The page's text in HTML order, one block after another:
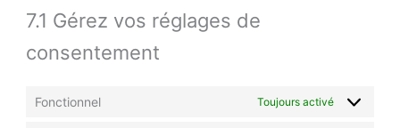
7.1 Gérez vos réglages de
consentement
Fonctionnel Toujours activé